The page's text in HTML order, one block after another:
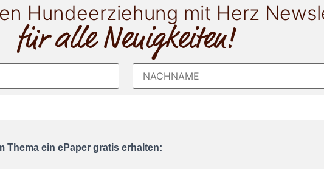
Hundeerziehung mit Herz
für alle Neuigkeiten!
Thema ein ePaper gratis erhalten: